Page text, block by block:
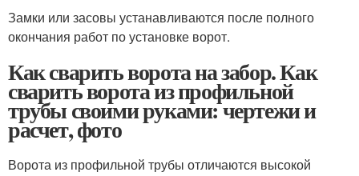
Замки или засовы устанавливаются после полного
окончания работ по установке ворот.
Как сварить ворота на забор. Как
сварить ворота из профильной
трубы своими руками: чертежи и
расчет, фото
Ворота из профильной трубы отличаются высокой